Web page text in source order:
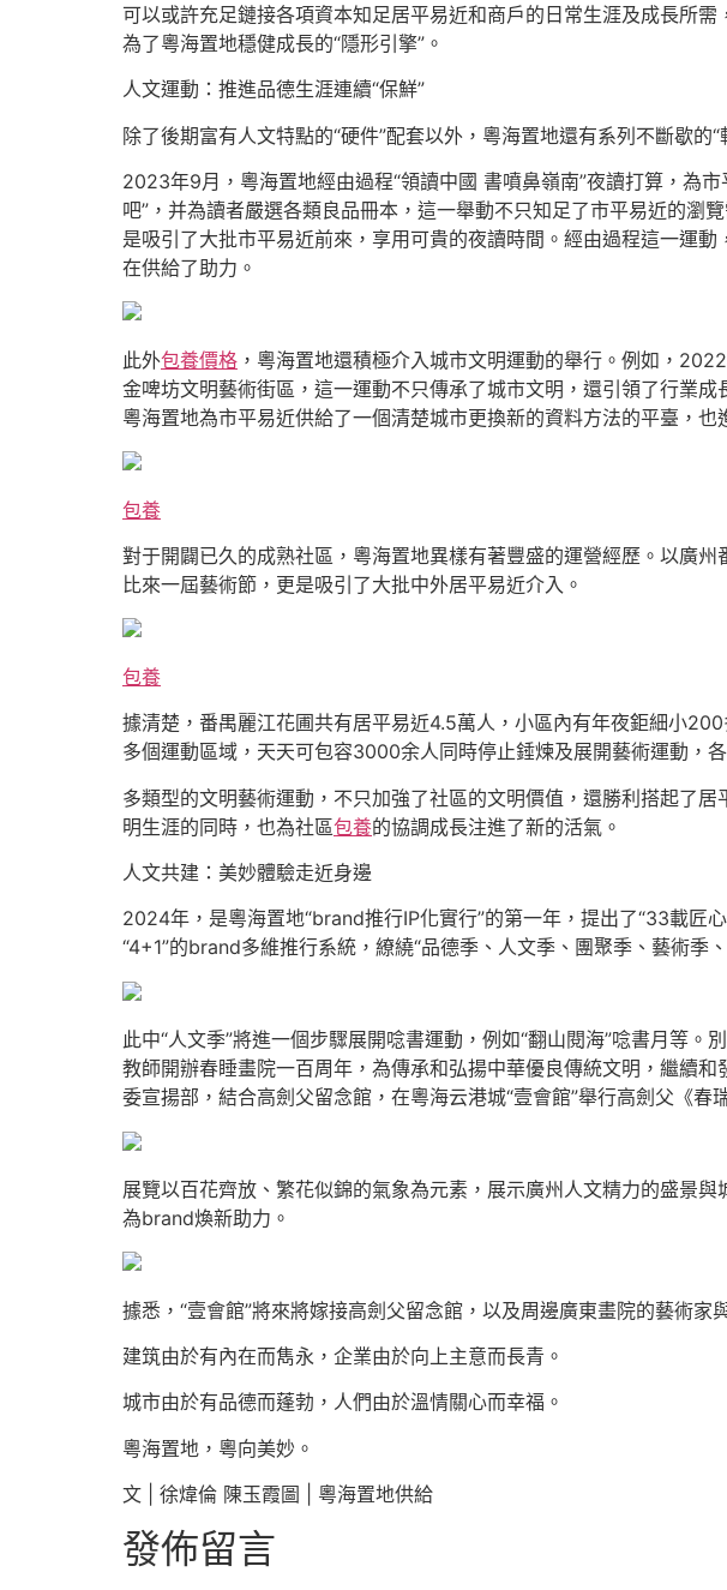
可以或許充足鏈接各項資本知足居平易近和商戶的日常生涯及成長所
為了粵海置地穩健成長的“隱形引擎”。
人文運動：推進品德生涯連續“保鮮”
除了後期富有人文特點的“硬件”配套以外，粵海置地還有系列不斷歇的“
2023年9月，粵海置地經由過程“領讀中國 書噴鼻嶺南”夜讀打算，為
吧”，并為讀者嚴選各類良品冊本，這一舉動不只知足了市平易近的瀏
是吸引了大批市平易近前來，享用可貴的夜讀時間。經由過程這一運動
在供給了助力。
此外包養價格 ，粵海置地還積極介入城市文明運動的舉行。例如，
金啤坊文明藝術街區，這一運動不只傳承了城市文明，還引領了行業
粵海置地為市平易近供給了一個清楚城市更換新的資料方法的平臺，也
包養
對于開闢已久的成熟社區，粵海置地異樣有著豐盛的運營經歷。以廣
比來一屆藝術節，更是吸引了大批中外居平易近介入。
包養
據清楚，番禺麗江花圃共有居平易近4.5萬人，小區內有年夜鉅細小
多個運動區域，天天可包容3000余人同時停止錘煉及展開藝術運動，
多類型的文明藝術運動，不只加強了社區的文明價值，還勝利搭起了居
明生涯的同時，也為社區包養的協調成長注進了新的活氣。
人文共建：美妙體驗走近身邊
2024年，是粵海置地“brand推行IP化實行”的第一年，提出了“33載匠
“4+1”的brand多維推行系統，繚繞“品德季、人文季、團聚季、藝術季
此中“人文季”將進一個步驟展開唸書運動，例如“翻山閱海”唸書月等
教師開辦春睡畫院一百周年，為傳承和弘揚中華優良傳統文明，繼續
委宣揚部，結合高劍父留念館，在粵海云港城“壹會館”舉行高劍父《
展覽以百花齊放、繁花似錦的氣象為元素，展示廣州人文精力的盛景
為brand煥新助力。
據悉，“壹會館”將來將嫁接高劍父留念館，以及周邊廣東畫院的藝術
建筑由於有內在而雋永，企業由於向上主意而長青。
城市由於有品德而蓬勃，人們由於溫情關心而幸福。
粵海置地，粵向美妙。
文 | 徐煒倫 陳玉霞圖 | 粵海置地供給
發佈留言